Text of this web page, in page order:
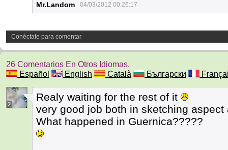
Mr.Landom 04/03/2012 00:26:17
Conéctate para comentar
26 Comentarios En Otros Idiomas.
Español
English Català Български
2
Realy waiting for the rest of it
very good job both in sketching aspect
What happened in Guernica?????